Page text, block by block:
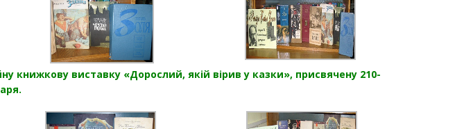
книжкову виставку «Дорослий, якій вірив у казки», присвячену 210-